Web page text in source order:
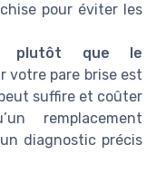
pour éviter les
plutôt que le
votre pare brise est
suffire et coûter
remplacement
diagnostic précis